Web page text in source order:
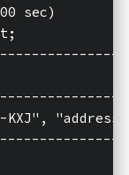
sec)
KXJ",